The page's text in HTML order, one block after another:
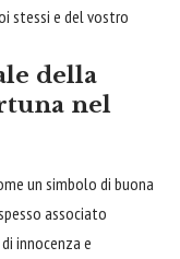
stessi e del vostro
della
nel
un simbolo di buona
associato
innocenza e